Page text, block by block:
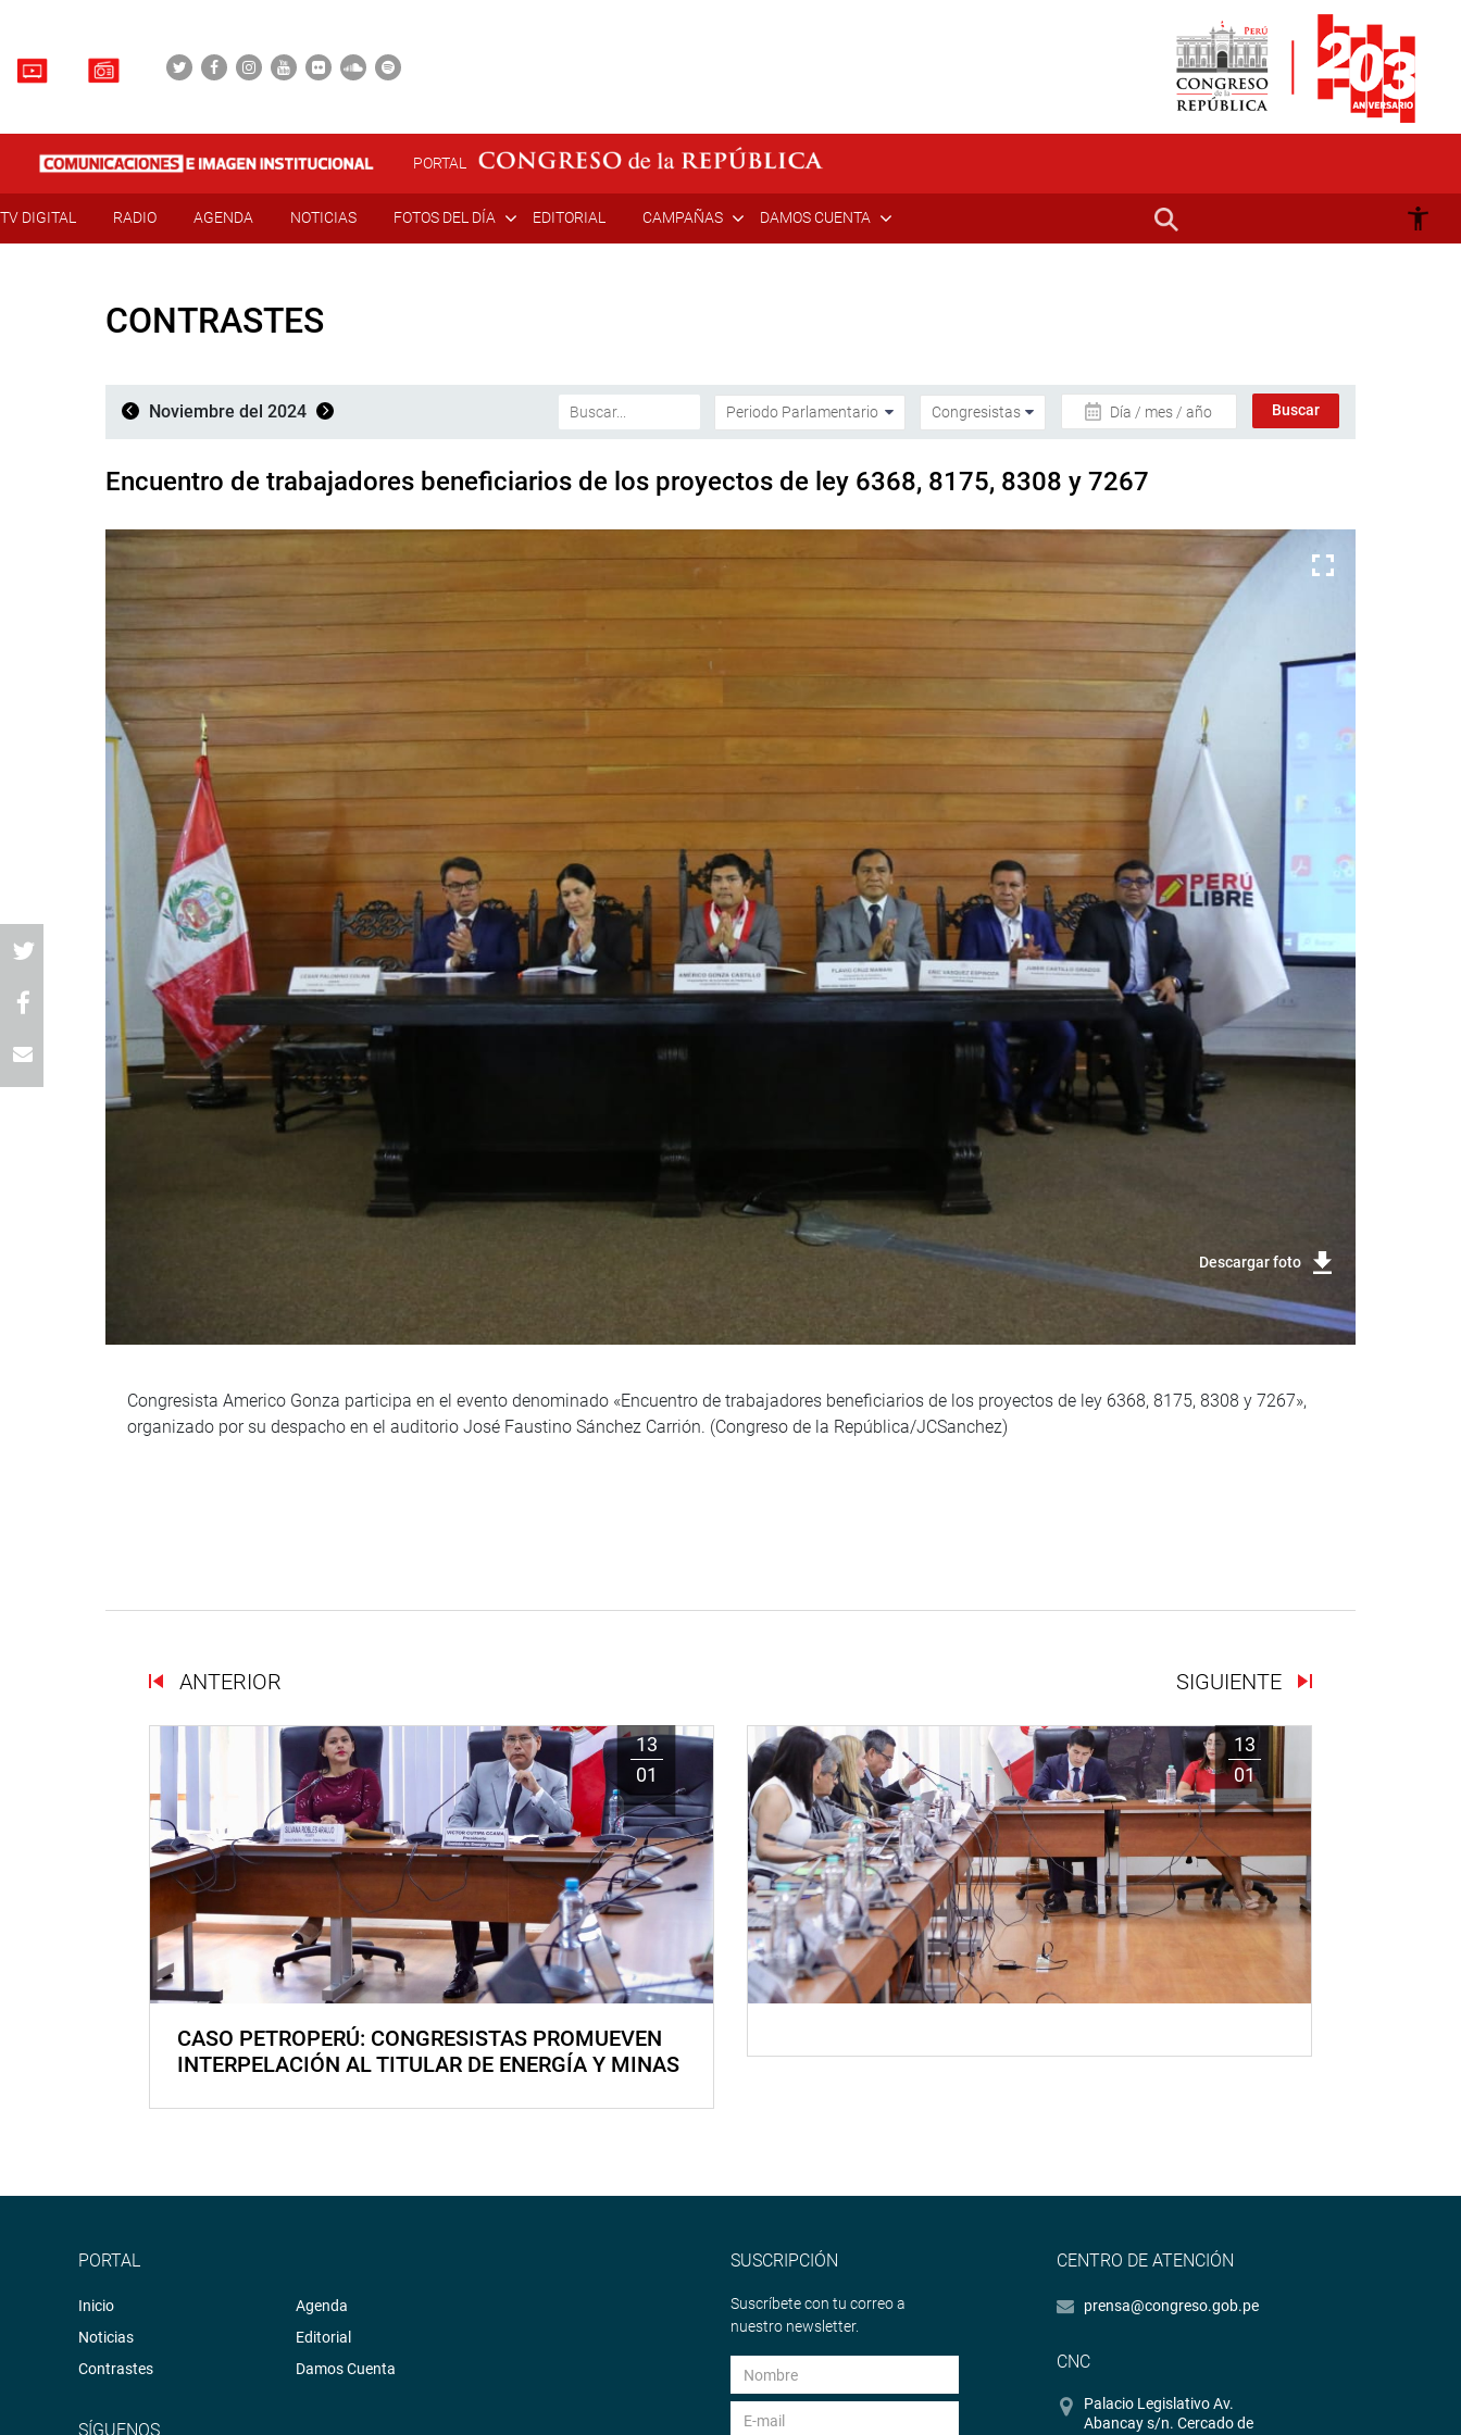
PORTAL
TV DIGITAL RADIO AGENDA NOTICIAS FOTOS DEL DÍA EDITORIAL CAMPAÑAS DAMOS CUENTA
CONTRASTES
Noviembre del 2024 Día / mes / año
Encuentro de trabajadores beneficiarios de los proyectos de ley 6368, 8175, 8308 y 7267
Descargar foto
Congresista Americo Gonza participa en el evento denominado «Encuentro de trabajadores beneficiarios de los proyectos de ley 6368, 8175, 8308 y 7267»,
organizado por su despacho en el auditorio José Faustino Sánchez Carrión. (Congreso de la República/JCSanchez)
ANTERIOR SIGUIENTE
13
01
CASO PETROPERÚ: CONGRESISTAS PROMUEVEN
INTERPELACIÓN AL TITULAR DE ENERGÍA Y MINAS
13
01
PORTAL
Inicio
Noticias
Contrastes
Agenda
Editorial
Damos Cuenta
SÍGUENOS
SUSCRIPCIÓN
Suscríbete con tu correo a
nuestro newsletter.
CENTRO DE ATENCIÓN
prensa@congreso.gob.pe
CNC
Palacio Legislativo Av.
Abancay s/n. Cercado de